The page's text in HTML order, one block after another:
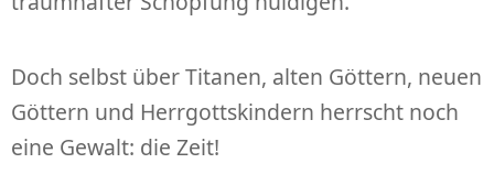
Doch selbst über Titanen, alten Göttern, neuen
Göttern und Herrgottskindern herrscht noch
eine Gewalt: die Zeit!